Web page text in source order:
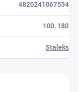
4820241067534
100, 180
Staleks